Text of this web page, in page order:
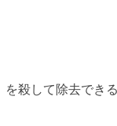
を殺して除去で